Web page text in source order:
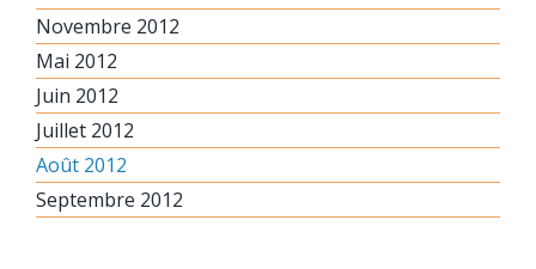
Novembre 2012
Mai 2012
Juin 2012
Juillet 2012
Août 2012
Septembre 2012